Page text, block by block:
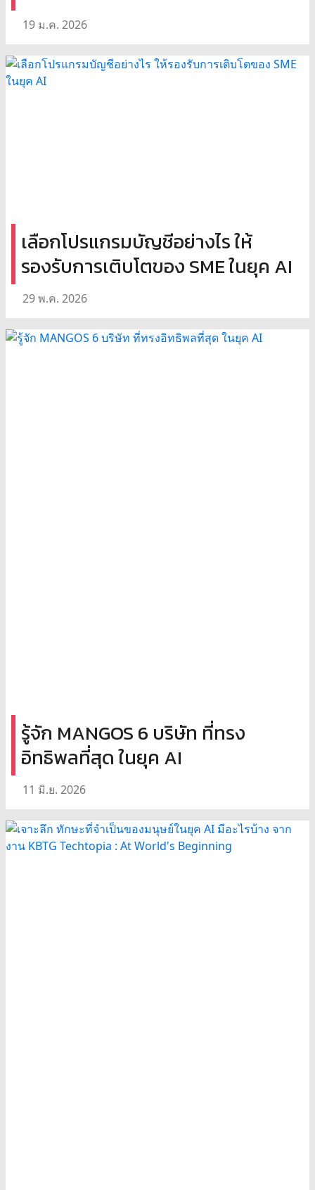
19 ม.ค. 2026
เลือกโปรแกรมบัญชีอย่างไร ให้
รองรับการเติบโตของ SME ในยุค AI
29 พ.ค. 2026
รู้จัก MANGOS 6 บริษัท ที่ทรง
อิทธิพลที่สุด ในยุค AI
11 มิ.ย. 2026